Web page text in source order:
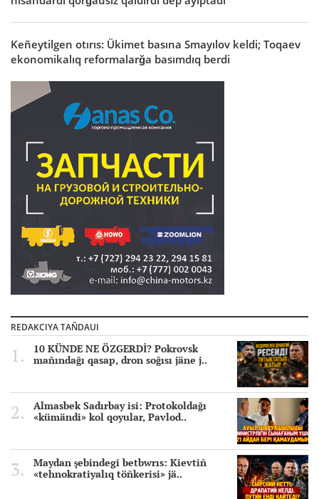
Keñeytilgen otırıs: Ükimet basına Smayılov keldi; Toqaev
ekonomikalıq reformalarğa basımdıq berdi
REDAKCIYA TAÑDAUI
10 KÜNDE NE ÖZGERDİ? Pokrovsk
mañındağı qasap, dron soğısı jäne j..
Almasbek Sadırbay isi: Protokoldağı
«kümändi» kol qoyular, Pavlod..
Maydan şebindegi betbwrıs: Kievtiñ
«tehnokratiyalıq töñkerisi» jä..